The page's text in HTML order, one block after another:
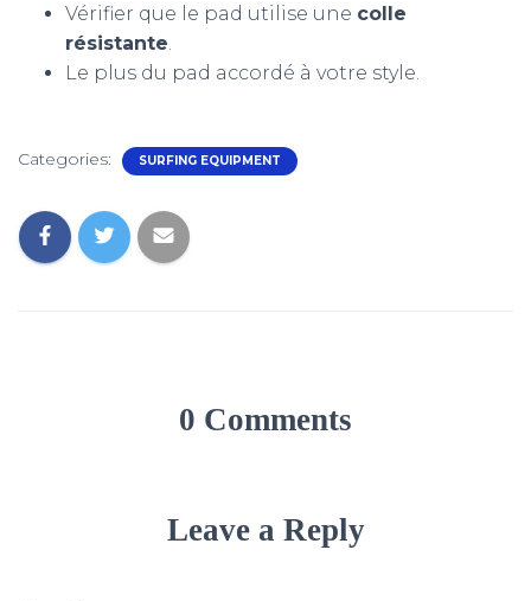
Vérifier que le pad utilise une colle
résistante.
Le plus du pad accordé à votre style.
Categories: SURFING EQUIPMENT
0 Comments
Leave a Reply